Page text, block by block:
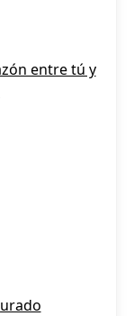
entre tú y